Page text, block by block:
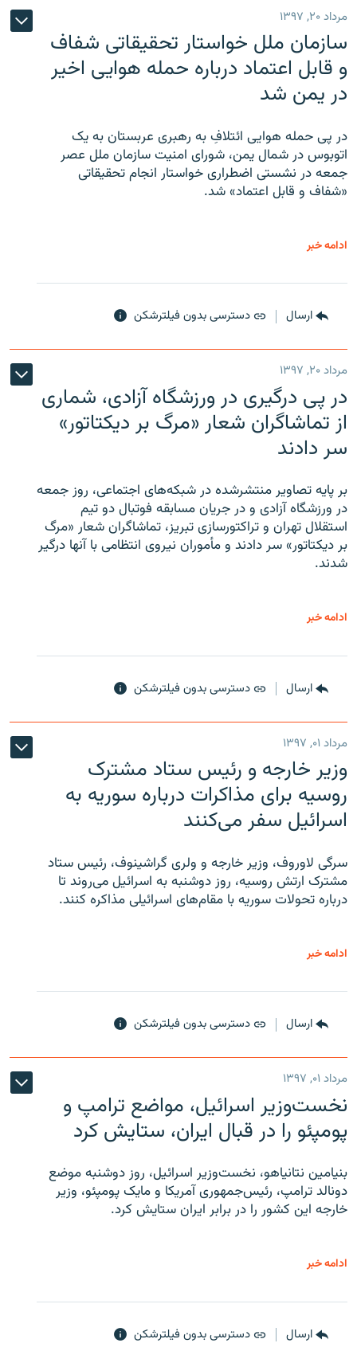
مرداد ۲۰, ۱۳۹۷
سازمان ملل خواستار تحقیقاتی شفاف
و قابل اعتماد درباره حمله هوایی اخیر
در یمن شد
در پی حمله هوایی ائتلافِ به رهبری عربستان به یک
اتوبوس در شمال یمن، شورای امنیت سازمان ملل عصر
جمعه در نشستی اضطراری خواستار انجام تحقیقاتی
«شفاف و قابل اعتماد» شد.
ادامه خبر
ارسال دسترسی بدون فیلترشکن
مرداد ۲۰, ۱۳۹۷
در پی درگیری در ورزشگاه آزادی، شماری
از تماشاگران شعار «مرگ بر دیکتاتور»
سر دادند
بر پایه تصاویر منتشرشده در شبکه‌های اجتماعی، روز جمعه
در ورزشگاه آزادی و در جریان مسابقه فوتبال دو تیم
استقلال تهران و تراکتورسازی تبریز، تماشاگران شعار «مرگ
بر دیکتاتور» سر دادند و مأموران نیروی انتظامی با آنها درگیر
شدند.
ادامه خبر
ارسال دسترسی بدون فیلترشکن
مرداد ۰۱, ۱۳۹۷
وزیر خارجه و رئیس‌ ستاد مشترک
روسیه برای مذاکرات درباره سوریه به
اسرائیل سفر می‌کنند
سرگی لاوروف، وزیر خارجه و ولری گراشینوف، رئیس ستاد
مشترک ارتش روسیه، روز دوشنبه به اسرائیل می‌روند تا
درباره تحولات سوریه با مقام‌های اسرائیلی مذاکره کنند.
ادامه خبر
ارسال دسترسی بدون فیلترشکن
مرداد ۰۱, ۱۳۹۷
نخست‌وزیر اسرائیل، مواضع ترامپ و
پومپئو را در قبال ایران، ستایش کرد
بنیامین نتانیاهو، نخست‌وزیر اسرائیل، روز دوشنبه موضع
دونالد ترامپ، رئیس‌جمهوری آمریکا و مایک پومپئو، وزیر
خارجه این کشور را در برابر ایران ستایش کرد.
ادامه خبر
ارسال دسترسی بدون فیلترشکن